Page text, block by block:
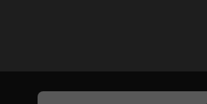
Unmute
如有不便請見諒